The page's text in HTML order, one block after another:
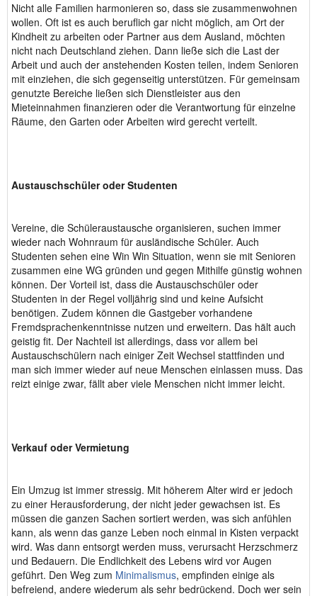
Nicht alle Familien harmonieren so, dass sie zusammenwohnen
wollen. Oft ist es auch beruflich gar nicht möglich, am Ort der
Kindheit zu arbeiten oder Partner aus dem Ausland, möchten
nicht nach Deutschland ziehen. Dann ließe sich die Last der
Arbeit und auch der anstehenden Kosten teilen, indem Senioren
mit einziehen, die sich gegenseitig unterstützen. Für gemeinsam
genutzte Bereiche ließen sich Dienstleister aus den
Mieteinnahmen finanzieren oder die Verantwortung für einzelne
Räume, den Garten oder Arbeiten wird gerecht verteilt.
Austauschschüler oder Studenten
Vereine, die Schüleraustausche organisieren, suchen immer
wieder nach Wohnraum für ausländische Schüler. Auch
Studenten sehen eine Win Win Situation, wenn sie mit Senioren
zusammen eine WG gründen und gegen Mithilfe günstig wohnen
können. Der Vorteil ist, dass die Austauschschüler oder
Studenten in der Regel volljährig sind und keine Aufsicht
benötigen. Zudem können die Gastgeber vorhandene
Fremdsprachenkenntnisse nutzen und erweitern. Das hält auch
geistig fit. Der Nachteil ist allerdings, dass vor allem bei
Austauschschülern nach einiger Zeit Wechsel stattfinden und
man sich immer wieder auf neue Menschen einlassen muss. Das
reizt einige zwar, fällt aber viele Menschen nicht immer leicht.
Verkauf oder Vermietung
Ein Umzug ist immer stressig. Mit höherem Alter wird er jedoch
zu einer Herausforderung, der nicht jeder gewachsen ist. Es
müssen die ganzen Sachen sortiert werden, was sich anfühlen
kann, als wenn das ganze Leben noch einmal in Kisten verpackt
wird. Was dann entsorgt werden muss, verursacht Herzschmerz
und Bedauern. Die Endlichkeit des Lebens wird vor Augen
geführt. Den Weg zum Minimalismus, empfinden einige als
befreiend, andere wiederum als sehr bedrückend. Doch wer sein